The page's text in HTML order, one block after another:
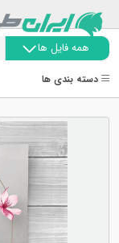
همه فایل ها
دسته بندی ها